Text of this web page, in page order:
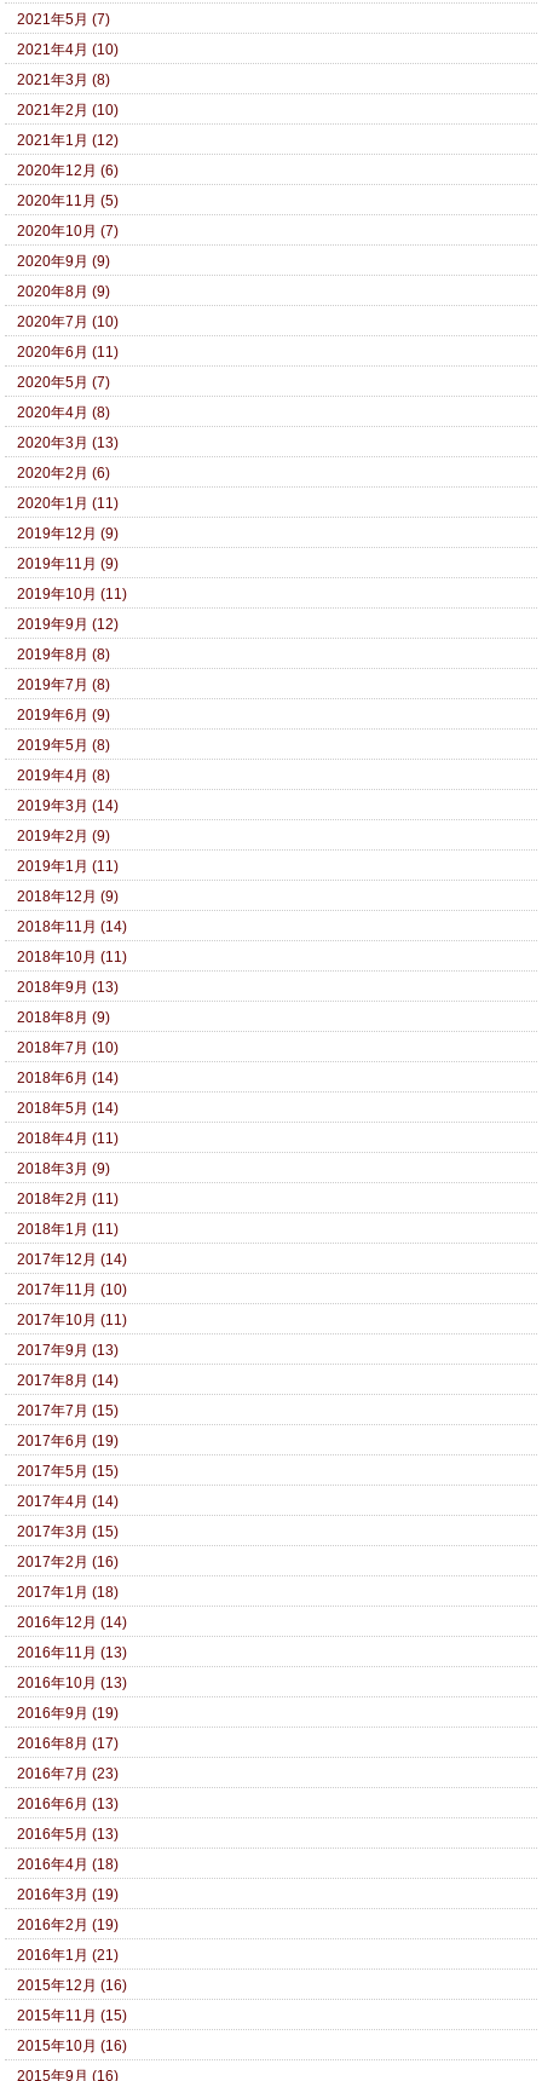
2021年5月 (7)
2021年4月 (10)
2021年3月 (8)
2021年2月 (10)
2021年1月 (12)
2020年12月 (6)
2020年11月 (5)
2020年10月 (7)
2020年9月 (9)
2020年8月 (9)
2020年7月 (10)
2020年6月 (11)
2020年5月 (7)
2020年4月 (8)
2020年3月 (13)
2020年2月 (6)
2020年1月 (11)
2019年12月 (9)
2019年11月 (9)
2019年10月 (11)
2019年9月 (12)
2019年8月 (8)
2019年7月 (8)
2019年6月 (9)
2019年5月 (8)
2019年4月 (8)
2019年3月 (14)
2019年2月 (9)
2019年1月 (11)
2018年12月 (9)
2018年11月 (14)
2018年10月 (11)
2018年9月 (13)
2018年8月 (9)
2018年7月 (10)
2018年6月 (14)
2018年5月 (14)
2018年4月 (11)
2018年3月 (9)
2018年2月 (11)
2018年1月 (11)
2017年12月 (14)
2017年11月 (10)
2017年10月 (11)
2017年9月 (13)
2017年8月 (14)
2017年7月 (15)
2017年6月 (19)
2017年5月 (15)
2017年4月 (14)
2017年3月 (15)
2017年2月 (16)
2017年1月 (18)
2016年12月 (14)
2016年11月 (13)
2016年10月 (13)
2016年9月 (19)
2016年8月 (17)
2016年7月 (23)
2016年6月 (13)
2016年5月 (13)
2016年4月 (18)
2016年3月 (19)
2016年2月 (19)
2016年1月 (21)
2015年12月 (16)
2015年11月 (15)
2015年10月 (16)
2015年9月 (16)